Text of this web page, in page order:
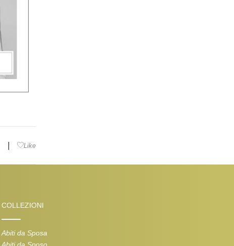
Like
COLLEZIONI
Abiti da Sposa